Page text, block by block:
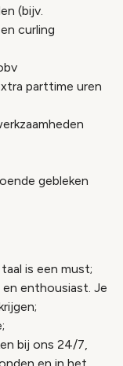
(bijv.
curling
parttime uren
gebleken
is een must;
enthousiast. Je
bij ons 24/7,